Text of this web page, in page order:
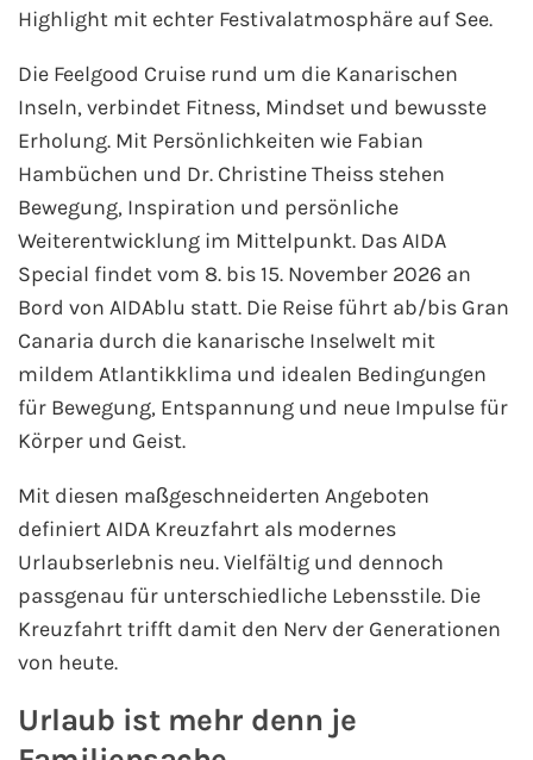
Mittelmeer-Kreuzfahrt
Kanaren-Kreuzfahrt
Karibik-Kreuzfahrt
Ostsee-Kreuzfahrt
Westeuropa-Kreuzfahrt
Norwegen-Kreuzfahrt
Orient-Kreuzfahrt
Weltreise-Kreuzfahrt
Reedereien
AIDA Cruises
TUI Cruises
Costa Kreuzfahrten
Highlight mit echter Festivalatmosphäre auf See.
Die Feelgood Cruise rund um die Kanarischen
Inseln, verbindet Fitness, Mindset und bewusste
Erholung. Mit Persönlichkeiten wie Fabian
Hambüchen und Dr. Christine Theiss stehen
Bewegung, Inspiration und persönliche
Weiterentwicklung im Mittelpunkt. Das AIDA
Special findet vom 8. bis 15. November 2026 an
Bord von AIDAblu statt. Die Reise führt ab/bis Gran
Canaria durch die kanarische Inselwelt mit
mildem Atlantikklima und idealen Bedingungen
für Bewegung, Entspannung und neue Impulse für
Körper und Geist.
Mit diesen maßgeschneiderten Angeboten
definiert AIDA Kreuzfahrt als modernes
Urlaubserlebnis neu. Vielfältig und dennoch
passgenau für unterschiedliche Lebensstile. Die
Kreuzfahrt trifft damit den Nerv der Generationen
von heute.
Urlaub ist mehr denn je